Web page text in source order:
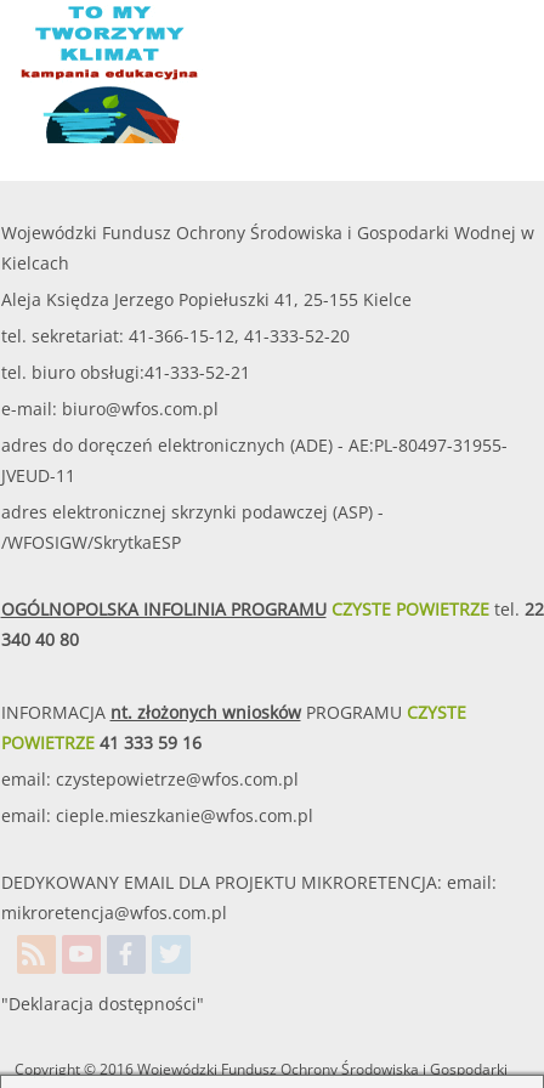
Wojewódzki Fundusz Ochrony Środowiska i Gospodarki Wodnej w
Kielcach
Aleja Księdza Jerzego Popiełuszki 41, 25-155 Kielce
tel. sekretariat: 41-366-15-12, 41-333-52-20
tel. biuro obsługi:41-333-52-21
e-mail: biuro@wfos.com.pl
adres do doręczeń elektronicznych (ADE) - AE:PL-80497-31955-
JVEUD-11
adres elektronicznej skrzynki podawczej (ASP) -
/WFOSIGW/SkrytkaESP
OGÓLNOPOLSKA INFOLINIA PROGRAMUCZYSTE POWIETRZEtel. 22
340 40 80
INFORMACJA nt. złożonych wnioskówPROGRAMU CZYSTE
POWIETRZE41 333 59 16
email: czystepowietrze@wfos.com.pl
email: cieple.mieszkanie@wfos.com.pl
DEDYKOWANY EMAIL DLA PROJEKTU MIKRORETENCJA: email:
mikroretencja@wfos.com.pl
"Deklaracja dostępności"
Copyright © 2016 Wojewódzki Fundusz Ochrony Środowiska i Gospodarki